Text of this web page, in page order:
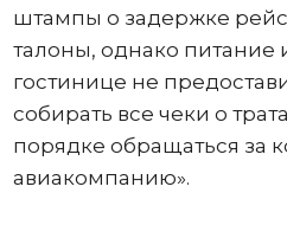
штампы о задержке
талоны, однако
гостинице не
собирать все чеки о
порядке обращаться за
авиакомпанию».